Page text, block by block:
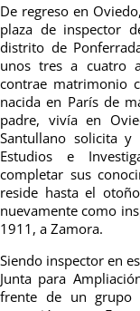
De regreso en
plaza de inspector
distrito de
unos tres a cuatro
contrae matrimonio
nacida en París de
padre, vivía en
Santullano solicita
Estudios e
completar sus
reside hasta el
nuevamente como
1911, a Zamora.
Siendo inspector en
Junta para
frente de un grupo